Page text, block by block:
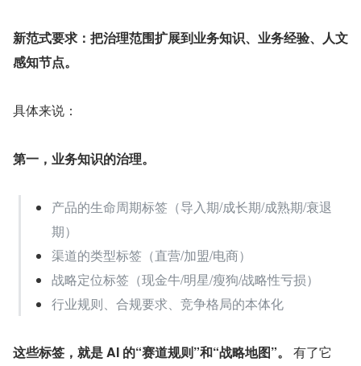
新范式要求：把治理范围扩展到业务知识、业务经验、人文
感知节点。
具体来说：
第一，业务知识的治理。
产品的生命周期标签（导入期/成长期/成熟期/衰退
期）
渠道的类型标签（直营/加盟/电商）
战略定位标签（现金牛/明星/瘦狗/战略性亏损）
行业规则、合规要求、竞争格局的本体化
这些标签，就是 AI 的“赛道规则”和“战略地图”。
有了它